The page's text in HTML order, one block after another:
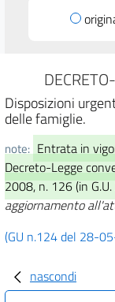
Disposizioni
delle famiglie.
note: Entrata in
Decreto-Legge
2008, n. 126 (in
aggiornamento
(GU n.124 del 28-
nascondi